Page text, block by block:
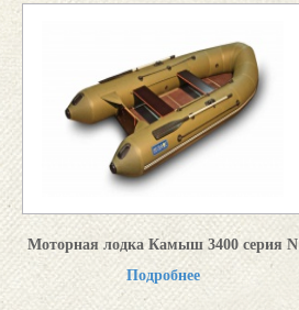
Моторная лодка Камыш 3400 серия N
Подробнее